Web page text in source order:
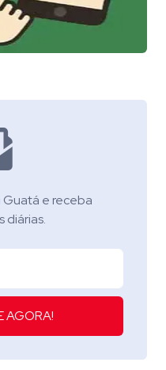
Guatá e receba
diárias.
AGORA!